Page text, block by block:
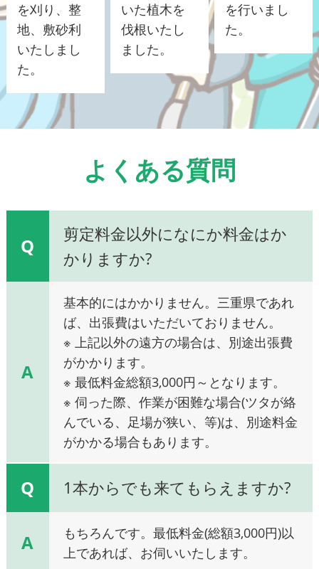
を刈り、整
地、敷砂利
いたしまし
た。
いた植木を
伐根いたし
ました。
を行いまし
た。
よくある質問
Q
剪定料金以外になにか料金はか
かりますか?
A
基本的にはかかりません。三重県であれ
ば、出張費はいただいておりません。
※ 上記以外の遠方の場合は、別途出張費
がかかります。
※ 最低料金総額3,000円～となります。
※ 伺った際、作業が困難な場合(ツタが絡
んでいる、足場が狭い、等)は、別途料金
がかかる場合もあります。
Q 1本からでも来てもらえますか?
A
もちろんです。最低料金(総額3,000円)以
上であれば、お伺いいたします。